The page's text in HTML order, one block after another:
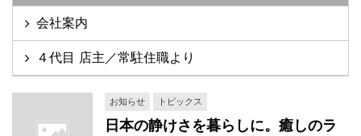
会社案内
４代目 店主／常駐住職より
お知らせ トピックス
日本の静けさを暮らしに。癒しのラ